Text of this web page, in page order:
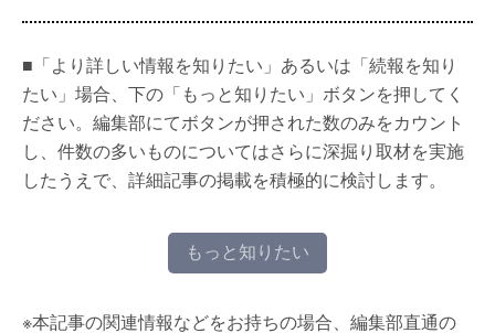
■「より詳しい情報を知りたい」あるいは「続報を知り
たい」場合、下の「もっと知りたい」ボタンを押してく
ださい。編集部にてボタンが押された数のみをカウント
し、件数の多いものについてはさらに深掘り取材を実施
したうえで、詳細記事の掲載を積極的に検討します。
もっと知りたい
※本記事の関連情報などをお持ちの場合、編集部直通の